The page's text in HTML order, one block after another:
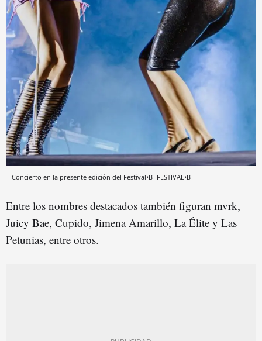
Concierto en la presente edición del Festival•B FESTIVAL•B
Entre los nombres destacados también figuran mvrk,
Juicy Bae, Cupido, Jimena Amarillo, La Élite y Las
Petunias, entre otros.